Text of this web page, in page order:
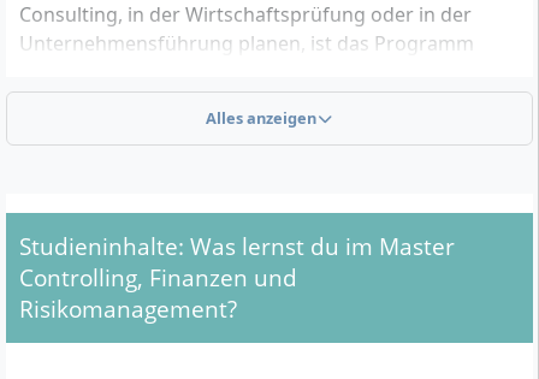
Consulting, in der Wirtschaftsprüfung oder in der
Unternehmensführung planen, ist das Programm
Blockveranstaltungen freitags und samstags,
Teilnahme in Präsenz oder digital – ist der
ersten Berufserfahrungen interessant, die Wert auf
Vereinbarkeit von Studium, Beruf und Privatleben
legen.
Alles anzeigen
Studieninhalte: Was lernst du im Master
Controlling, Finanzen und
Risikomanagement?